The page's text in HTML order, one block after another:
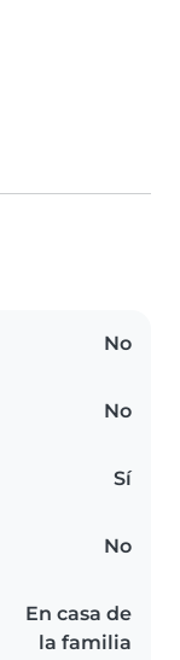
No
No
Sí
No
En casa de
la familia